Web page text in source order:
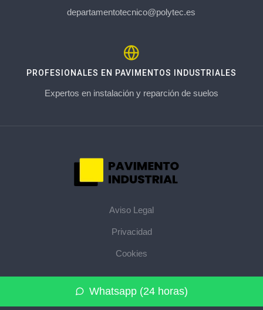
Whatsapp (24 horas)
departamentotecnico@polytec.es
PROFESIONALES EN PAVIMENTOS INDUSTRIALES
Expertos en instalación y reparción de suelos
Aviso Legal
Privacidad
Cookies
© 2026 pavimentoindustrial.pro · La web de pavimentos
industriales de su provincia · Mapa del sitio